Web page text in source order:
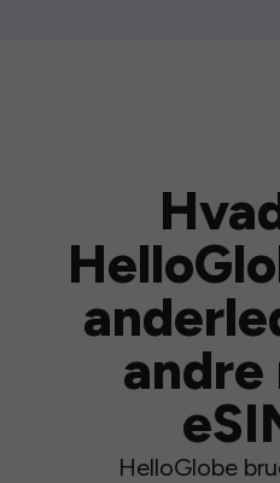
andre
HelloGlobe